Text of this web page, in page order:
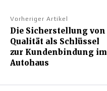
Vorheriger Artikel
Die Sicherstellung von
Qualität als Schlüssel
zur Kundenbindung im
Autohaus